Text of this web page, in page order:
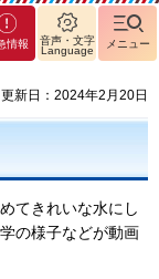
情報
音声・文字
Language
メニュー
更新日：2024年2月20日
てきれいな水にし
の様子などが動画